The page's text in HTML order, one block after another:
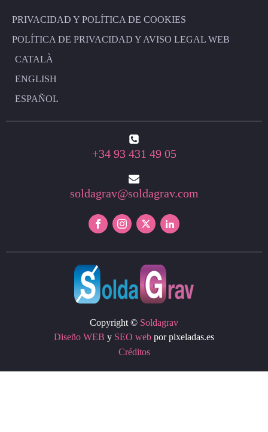
PRIVACIDAD Y POLÍTICA DE COOKIES
POLÍTICA DE PRIVACIDAD Y AVISO LEGAL WEB
CATALÀ
ENGLISH
ESPAÑOL
+34 93 431 49 05
soldagrav@soldagrav.com
Copyright © Soldagrav
Diseño WEB y SEO web por pixeladas.es
Créditos